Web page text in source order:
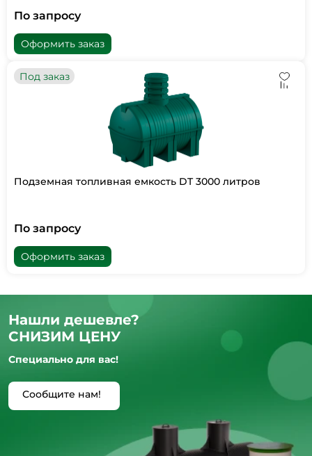
По запросу
Оформить заказ
Под заказ
Подземная топливная емкость DT 3000 литров
По запросу
Оформить заказ
Нашли дешевле?
СНИЗИМ ЦЕНУ
Специально для вас!
Сообщите нам!